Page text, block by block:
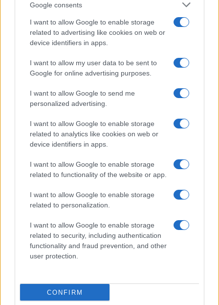
Google consents
I want to allow Google to enable storage
related to advertising like cookies on web or
device identifiers in apps.
I want to allow my user data to be sent to
Google for online advertising purposes.
I want to allow Google to send me
personalized advertising.
I want to allow Google to enable storage
related to analytics like cookies on web or
device identifiers in apps.
I want to allow Google to enable storage
related to functionality of the website or app.
I want to allow Google to enable storage
related to personalization.
I want to allow Google to enable storage
related to security, including authentication
functionality and fraud prevention, and other
user protection.
CONFIRM
Frasi dei film
Frasi film più lette
Incipit dei film
Film più cercati
Frasi sul cinema
SERVIZI
Mappa del sito
Cookie Policy
Frasi suddivise per tema
Indice degli autori
Aforismi .meglio.it è l'archivio web dedicato a frasi,
aforismi e citazioni più grande del web (137.905 frasi in
database) • ©2005-2025 • La riproduzione dei testi è
consentita citando la fonte secondo la Licenza
il sito ricava una commissione sugli acquisti idonei. •
Contatti